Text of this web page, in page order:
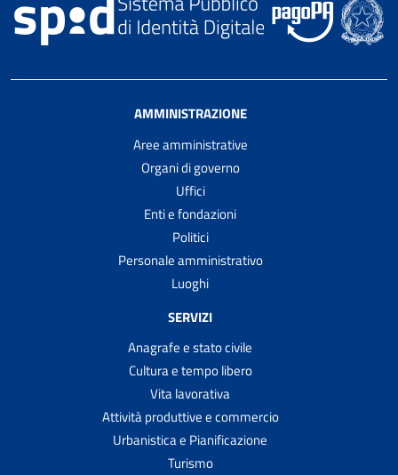
AMMINISTRAZIONE
Aree amministrative
Organi di governo
Uffici
Enti e fondazioni
Politici
Personale amministrativo
Luoghi
SERVIZI
Anagrafe e stato civile
Cultura e tempo libero
Vita lavorativa
Attività produttive e commercio
Urbanistica e Pianificazione
Turismo